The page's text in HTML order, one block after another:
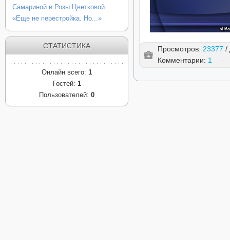
Просмотров: 23377 /
Комментарии: 1
Самариной и Розы Цветковой
«Еще не перестройка. Но...»
СТАТИСТИКА
Онлайн всего: 1
Гостей: 1
Пользователей: 0